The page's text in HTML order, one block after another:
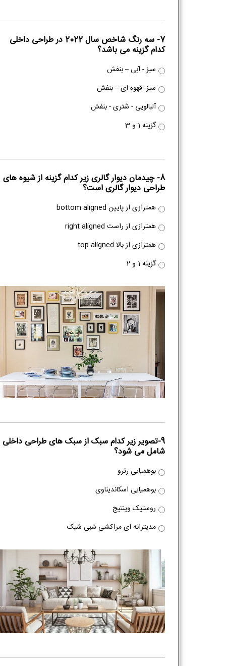
7- سه رنگ شاخص سال 2022 در طراحی داخلی
کدام گزینه می باشد؟
سبز - آبی – بنفش
سبز- قهوه ای – بنفش
آلبالویی - شتری - بنفش
گزینه 1 و 3
8- چیدمان دیوار گالری زیر کدام گزینه از شیوه های
طراحی دیوار گالری است؟
همترازی از پایین bottom aligned
همترازی از راست right aligned
همترازی از بالا top aligned
گزینه 1 و 2
9-تصویر زیر کدام سبک از سبک های طراحی داخلی
شامل می شود؟
بوهمیایی رترو
بوهمیایی اسکاندیناوی
روستیک وینتیج
مدیترانه ای مراکشی شبی شیک